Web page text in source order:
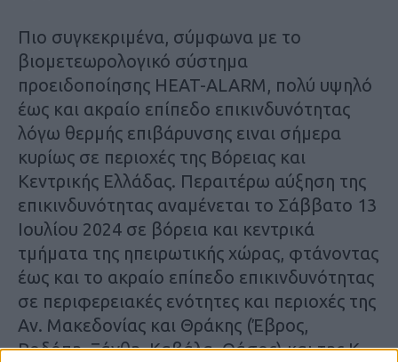
Πιο συγκεκριμένα, σύμφωνα με το
βιομετεωρολογικό σύστημα
προειδοποίησης HEAT-ALARM, πολύ υψηλό
έως και ακραίο επίπεδο επικινδυνότητας
λόγω θερμής επιβάρυνσης ειναι σήμερα
κυρίως σε περιοχές της Βόρειας και
Κεντρικής Ελλάδας. Περαιτέρω αύξηση της
επικινδυνότητας αναμένεται το Σάββατο 13
Ιουλίου 2024 σε βόρεια και κεντρικά
τμήματα της ηπειρωτικής χώρας, φτάνοντας
έως και το ακραίο επίπεδο επικινδυνότητας
σε περιφερειακές ενότητες και περιοχές της
Αν. Μακεδονίας και Θράκης (Έβρος,
Ροδόπη, Ξάνθη, Καβάλα, Θάσος) και της Κ.